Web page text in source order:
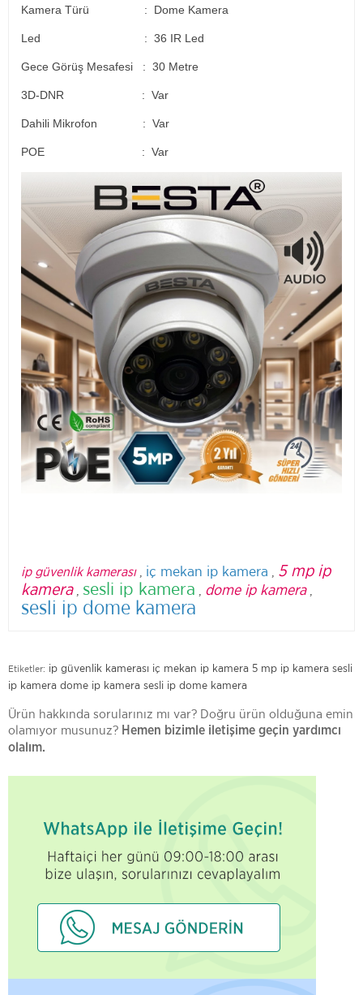
Kamera Türü : Dome Kamera
Led : 36 IR Led
Gece Görüş Mesafesi : 30 Metre
3D-DNR : Var
Dahili Mikrofon : Var
POE : Var
ip güvenlik kamerası, iç mekan ip kamera
5 mp ip
kamera, sesli ip kamera dome ip kamera,
sesli ip dome kamera
Etiketler: ip güvenlik kamerası iç mekan ip kamera 5 mp ip kamera sesli
ip kamera dome ip kamera sesli ip dome kamera
Ürün hakkında sorularınız mı var? Doğru ürün olduğuna emin
olamıyor musunuz? Hemen bizimle iletişime geçin yardımcı
olalım.